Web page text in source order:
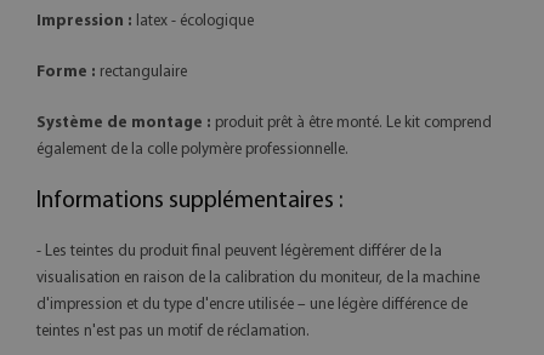
Impression : latex - écologique
Forme : rectangulaire
Système de montage : produit prêt à être monté. Le kit comprend
également de la colle polymère professionnelle.
Informations supplémentaires :
- Les teintes du produit final peuvent légèrement différer de la
visualisation en raison de la calibration du moniteur, de la machine
d'impression et du type d'encre utilisée – une légère différence de
teintes n'est pas un motif de réclamation.